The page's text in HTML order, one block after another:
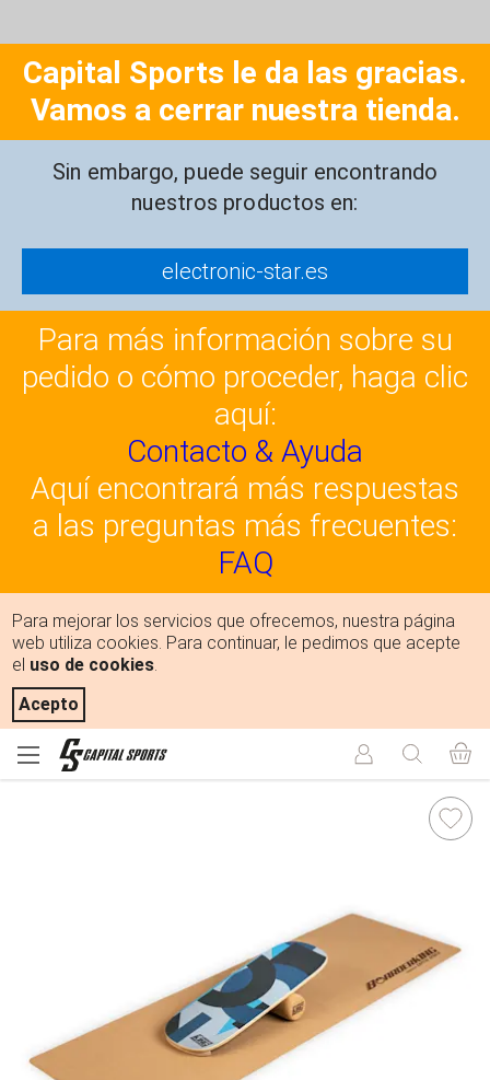
Capital Sports le da las gracias.
Vamos a cerrar nuestra tienda.
Sin embargo, puede seguir encontrando
nuestros productos en:
electronic-star.es
Para más información sobre su
pedido o cómo proceder, haga clic
aquí:
Contacto & Ayuda
Aquí encontrará más respuestas
a las preguntas más frecuentes:
FAQ
Para mejorar los servicios que ofrecemos, nuestra página
web utiliza cookies. Para continuar, le pedimos que acepte
el uso de cookies.
Acepto